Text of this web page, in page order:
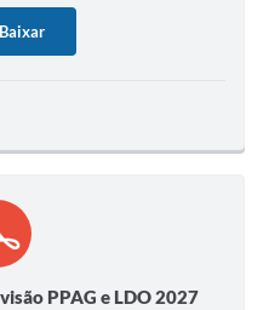
Baixar
PPAG e LDO 2027